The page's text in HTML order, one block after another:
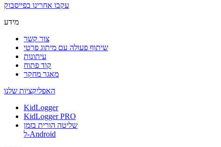
עקבו אחרינו בפייסבוק
מידע
צור קשר
שיתוף פעולה עם מיתוג פרטי
עיתונות
קוד פתוח
מאגר מחקר
האפליקציות שלנו
KidLogger
KidLogger PRO
שליטה הורית בזמן
ל-Android